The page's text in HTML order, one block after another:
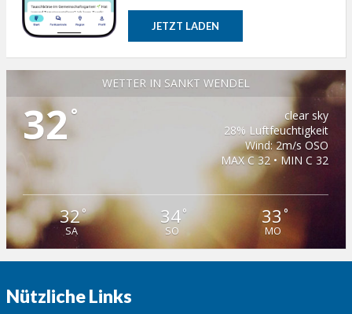
JETZT LADEN
WETTER IN SANKT WENDEL
32°
clear sky
28% Luftfeuchtigkeit
Wind: 2m/s OSO
MAX C 32 • MIN C 32
32°
SA
34°
SO
33°
MO
Nützliche Links